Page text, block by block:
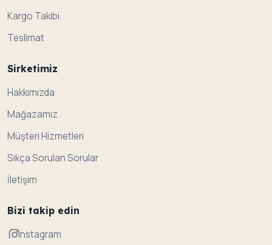
Kargo Takibi
Teslimat
Sirketimiz
Hakkımızda
Mağazamız
Müşteri Hizmetleri
Sıkça Sorulan Sorular
İletişim
Bizi takip edin
Instagram